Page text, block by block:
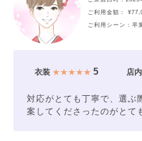
ご利用金額：
ご利用シーン：卒
衣装★★★★★ 5 店内
対応がとても丁寧で、選ぶ
案してくださったのがとて